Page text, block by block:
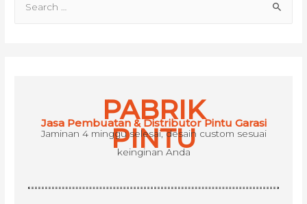
PABRIK
PINTU
Jasa Pembuatan & Distributor Pintu Garasi
Jaminan 4 minggu selesai, desain custom sesuai
keinginan Anda